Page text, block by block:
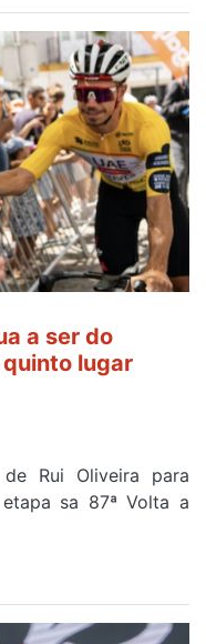
a ser do
lugar
Rui Oliveira para
sa 87ª Volta a